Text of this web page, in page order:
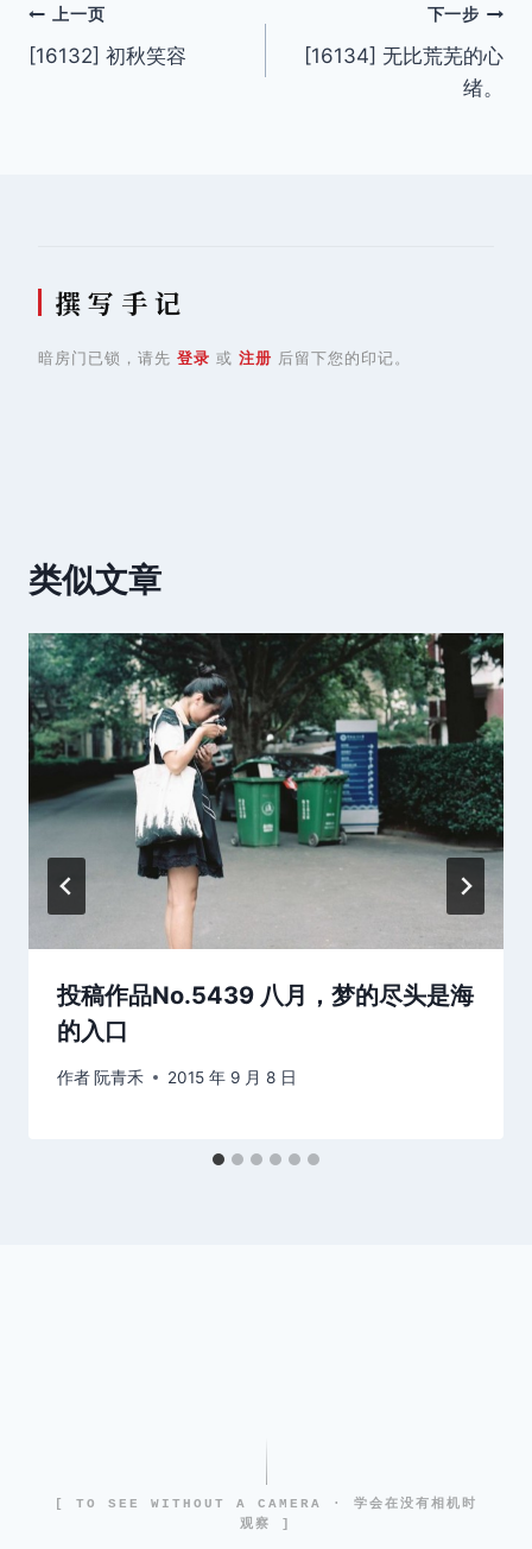
文
章
上一页
[16132] 初秋笑容
下一步
[16134] 无比荒芜的心
绪。
撰 写 手 记
暗房门已锁，请先 登录 或 注册 后留下您的印记。
类似文章
投稿作品No.5439 八月，梦的尽头是海
的入口
作者 阮青禾 2015 年 9 月 8 日
[ TO SEE WITHOUT A CAMERA · 学会在没有相机时
观察 ]